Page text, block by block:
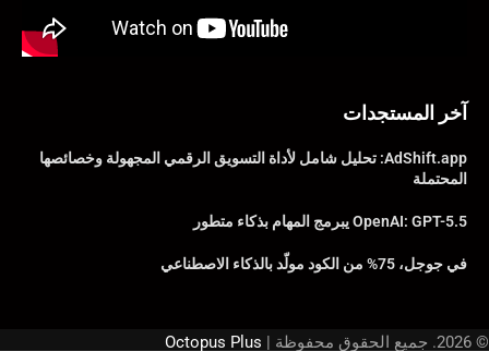
آخر المستجدات
AdShift.app: تحليل شامل لأداة التسويق الرقمي المجهولة وخصائصها
المحتملة
OpenAI: GPT-5.5 يبرمج المهام بذكاء متطور
في جوجل، 75% من الكود مولّد بالذكاء الاصطناعي
© 2026. جميع الحقوق محفوظة | Octopus Plus